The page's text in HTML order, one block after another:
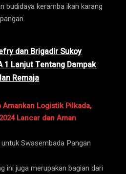
budidaya keramba ikan karang
dan Brigadir Sukoy
1 Lanjut Tentang Dampak
Remaja
Logistik Pilkada,
Lancar dan Aman
Swasembada Pangan
ini juga merupakan bagian dari